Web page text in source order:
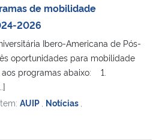
de mobilidade
2026
Ibero-Americana de Pós-
oportunidades para mobilidade
programas abaixo: 1.
AUIP Notícias